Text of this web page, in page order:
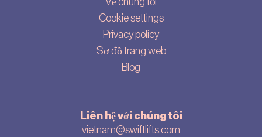
Cookie settings
Privacy policy
Sơ đồ trang web
Blog
Liên hệ với chúng tôi
vietnam@swiftlifts.com